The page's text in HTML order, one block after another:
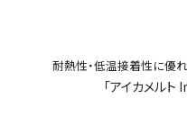
耐熱性・低温接着性に優
「アイカメル